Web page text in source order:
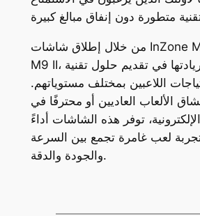
من خلال إطلاق شاشات InZone M10S وInZone
M9 II، تؤكد سوني ريادتها في تقديم حلول تقنية
اللاعبين بمختلف مستوياتهم.
الألعاب العاديين أو محترفًا في
توفر هذه الشاشات أداءً
لعب غامرة تجمع بين السرعة
والجودة والدقة.